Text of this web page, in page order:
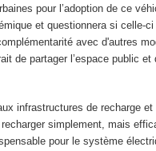
pour l’adoption de ce
et questionnera si celle-ci
avec d'autres
de partager l’espace public et
infrastructures de recharge
simplement, mais
pour le système